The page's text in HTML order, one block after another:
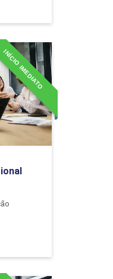
às
INÍCIO IMEDIATO
em
curso